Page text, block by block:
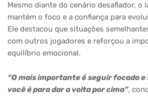
Mesmo diante do cenário desafiador, o
mantém o foco e a confiança para
Ele destacou que situações
com outros jogadores e reforçou a
equilíbrio emocional.
“O mais importante é seguir focado e
você é para dar a volta por cima”,